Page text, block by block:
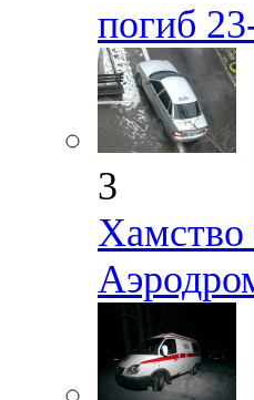
погиб
3
Хамство